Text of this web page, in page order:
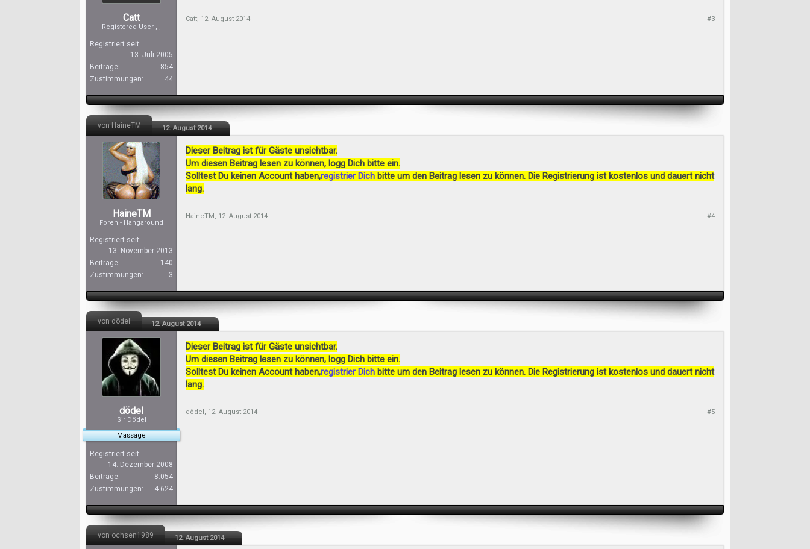
Catt
Registered User , ,
Registriert seit:
13. Juli 2005
Beiträge:
854
Zustimmungen:
44
Catt, 12. August 2014 #3
von HaineTM 12. August 2014
HaineTM
Foren - Hangaround
Registriert seit:
13. November 2013
Beiträge:
140
Zustimmungen:
3
Dieser Beitrag ist für Gäste unsichtbar.
Um diesen Beitrag lesen zu können, logg Dich bitte ein.
Solltest Du keinen Account haben,registrier Dich bitte um den Beitrag lesen zu können. Die Registrierung ist kostenlos und dauert nicht
lang.
HaineTM, 12. August 2014 #4
von dödel 12. August 2014
dödel
Sir Dödel
Massage
Registriert seit:
14. Dezember 2008
Beiträge:
8.054
Zustimmungen:
4.624
Dieser Beitrag ist für Gäste unsichtbar.
Um diesen Beitrag lesen zu können, logg Dich bitte ein.
Solltest Du keinen Account haben,registrier Dich bitte um den Beitrag lesen zu können. Die Registrierung ist kostenlos und dauert nicht
lang.
dödel, 12. August 2014 #5
von ochsen1989 12. August 2014